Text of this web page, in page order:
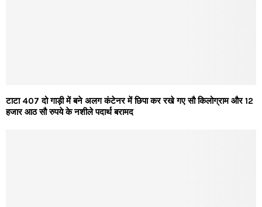
टाटा 407 दो गाड़ी में बने अलग कंटेनर में छिपा कर रखे गए सौ किलोग्राम और 12
हजार आठ सौ रुपये के नशीले पदार्थ बरामद